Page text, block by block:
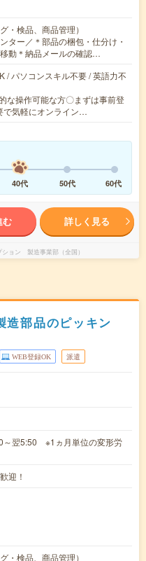
・検品、商品管理）
ター／＊部品の梱包・仕分け・
動＊納品メールの確認…
/ パソコンスキル不要 / 英語力不
操作可能な方〇まずは事前登
で気軽にオンライン…
40代 50代 60代
む 詳しく見る
ョン 製造事業部（全国）
造部品のピッキン
WEB登録OK 派遣
～翌5:50 ※1ヵ月単位の変形労
迎！
・検品、商品管理）